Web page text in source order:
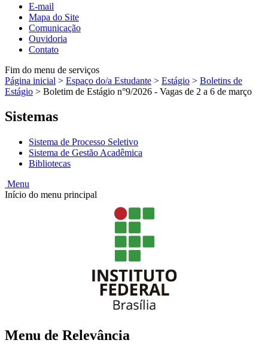
E-mail
Mapa do Site
Comunicação
Ouvidoria
Contato
Fim do menu de serviços
Página inicial > Espaço do/a Estudante > Estágio > Boletins de
Estágio > Boletim de Estágio n°9/2026 - Vagas de 2 a 6 de março
Sistemas
Sistema de Processo Seletivo
Sistema de Gestão Acadêmica
Bibliotecas
Menu
Início do menu principal
Menu de Relevância